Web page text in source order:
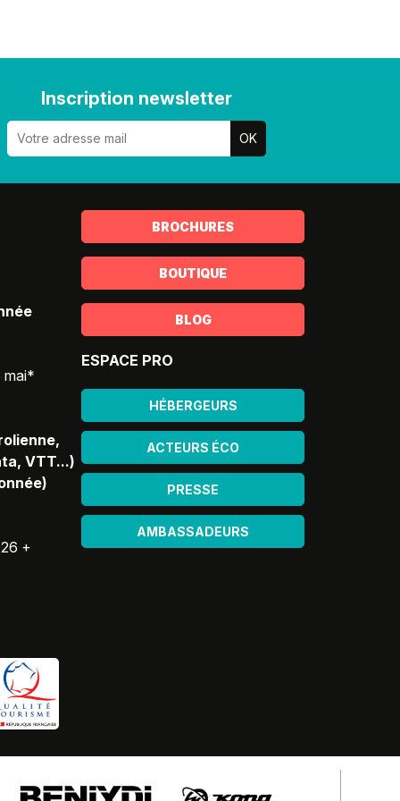
Inscription newsletter
mai*
VTT...)
+
BROCHURES
BOUTIQUE
BLOG
ESPACE PRO
HÉBERGEURS
ACTEURS ÉCO
PRESSE
AMBASSADEURS